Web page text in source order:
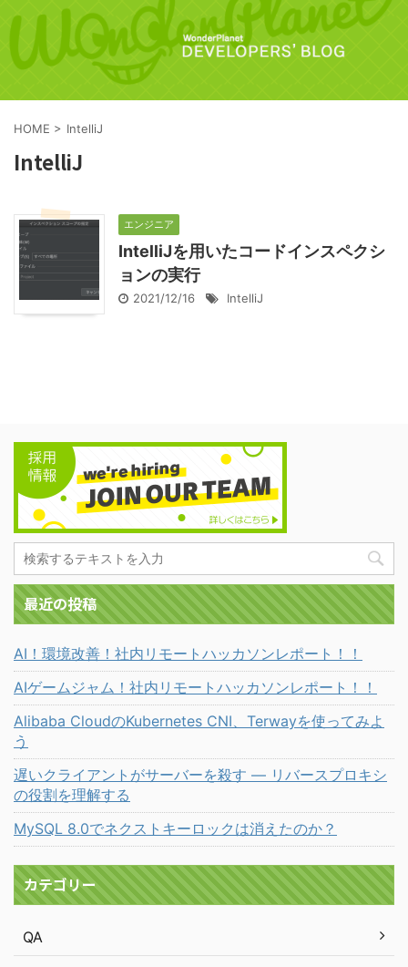
HOME > IntelliJ
IntelliJ
エンジニア
IntelliJを用いたコードインスペクシ
ョンの実行
2021/12/16 IntelliJ
最近の投稿
AI！環境改善！社内リモートハッカソンレポート！！
AIゲームジャム！社内リモートハッカソンレポート！！
Alibaba CloudのKubernetes CNI、Terwayを使ってみよ
う
遅いクライアントがサーバーを殺す ― リバースプロキシ
の役割を理解する
MySQL 8.0でネクストキーロックは消えたのか？
カテゴリー
QA